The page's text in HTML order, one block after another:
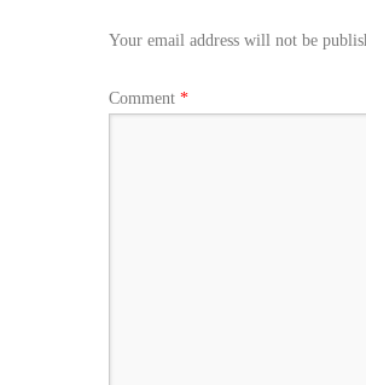
Your email address will not be
Comment *